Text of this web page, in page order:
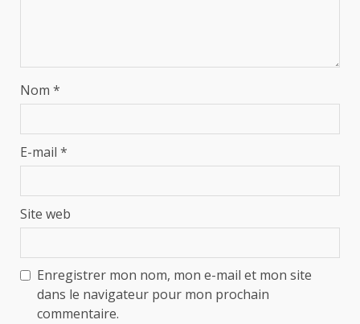
Nom *
E-mail *
Site web
Enregistrer mon nom, mon e-mail et mon site
dans le navigateur pour mon prochain
commentaire.